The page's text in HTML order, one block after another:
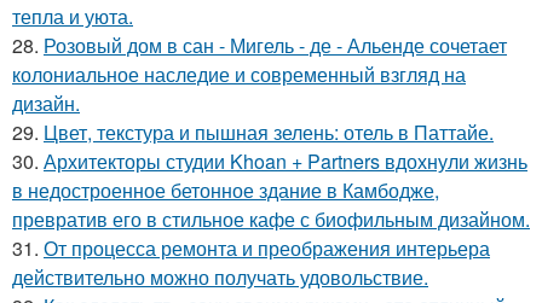
тепла и уюта.
28. Розовый дом в сан - Мигель - де - Альенде сочетает
колониальное наследие и современный взгляд на
дизайн.
29. Цвет, текстура и пышная зелень: отель в Паттайе.
30. Архитекторы студии Khoan + Partners вдохнули жизнь
в недостроенное бетонное здание в Камбодже,
превратив его в стильное кафе с биофильным дизайном.
31. От процесса ремонта и преображения интерьера
действительно можно получать удовольствие.